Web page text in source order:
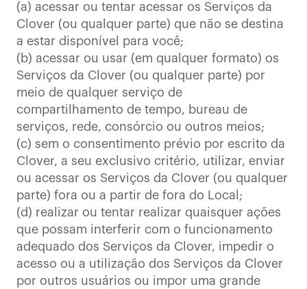
(a) acessar ou tentar acessar os Serviços da
Clover (ou qualquer parte) que não se destina
a estar disponível para você;
(b) acessar ou usar (em qualquer formato) os
Serviços da Clover (ou qualquer parte) por
meio de qualquer serviço de
compartilhamento de tempo, bureau de
serviços, rede, consórcio ou outros meios;
(c) sem o consentimento prévio por escrito da
Clover, a seu exclusivo critério, utilizar, enviar
ou acessar os Serviços da Clover (ou qualquer
parte) fora ou a partir de fora do Local;
(d) realizar ou tentar realizar quaisquer ações
que possam interferir com o funcionamento
adequado dos Serviços da Clover, impedir o
acesso ou a utilização dos Serviços da Clover
por outros usuários ou impor uma grande